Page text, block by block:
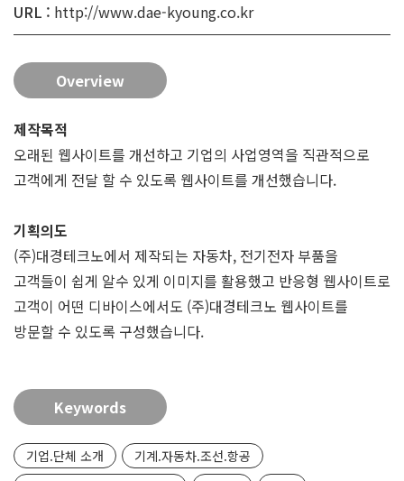
URL : http://www.dae-kyoung.co.kr
Overview
제작목적
오래된 웹사이트를 개선하고 기업의 사업영역을 직관적으로
고객에게 전달 할 수 있도록 웹사이트를 개선했습니다.
기획의도
(주)대경테크노에서 제작되는 자동차, 전기전자 부품을
고객들이 쉽게 알수 있게 이미지를 활용했고 반응형 웹사이트로
고객이 어떤 디바이스에서도 (주)대경테크노 웹사이트를
방문할 수 있도록 구성했습니다.
Keywords
기업.단체 소개
기계.자동차.조선.항공